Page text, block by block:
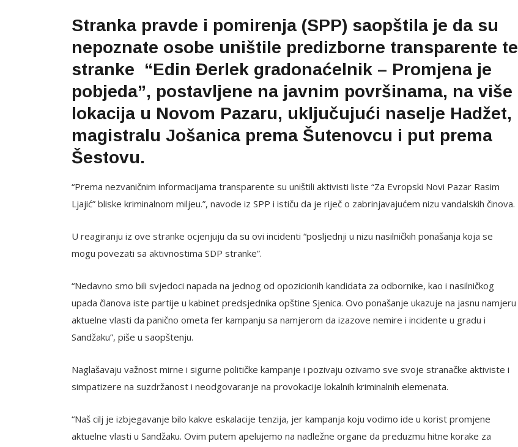
Stranka pravde i pomirenja (SPP) saopštila je da su
nepoznate osobe uništile predizborne transparente te
stranke “Edin Đerlek gradonaćelnik – Promjena je
pobjeda”, postavljene na javnim površinama, na više
lokacija u Novom Pazaru, uključujući naselje Hadžet,
magistralu Jošanica prema Šutenovcu i put prema
Šestovu.
“Prema nezvaničnim informacijama transparente su uništili aktivisti liste “Za Evropski Novi Pazar Rasim
Ljajić” bliske kriminalnom miljeu.”, navode iz SPP i ističu da je riječ o zabrinjavajućem nizu vandalskih činova.
U reagiranju iz ove stranke ocjenjuju da su ovi incidenti “posljednji u nizu nasilničkih ponašanja koja se
mogu povezati sa aktivnostima SDP stranke”.
“Nedavno smo bili svjedoci napada na jednog od opozicionih kandidata za odbornike, kao i nasilničkog
upada članova iste partije u kabinet predsjednika opštine Sjenica. Ovo ponašanje ukazuje na jasnu namjeru
aktuelne vlasti da panično ometa fer kampanju sa namjerom da izazove nemire i incidente u gradu i
Sandžaku”, piše u saopštenju.
Naglašavaju važnost mirne i sigurne političke kampanje i pozivaju ozivamo sve svoje stranačke aktiviste i
simpatizere na suzdržanost i neodgovaranje na provokacije lokalnih kriminalnih elemenata.
“Naš cilj je izbjegavanje bilo kakve eskalacije tenzija, jer kampanja koju vodimo ide u korist promjene
aktuelne vlasti u Sandžaku. Ovim putem apelujemo na nadležne organe da preduzmu hitne korake za